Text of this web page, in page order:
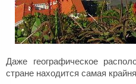
Даже географическое
стране находится самая